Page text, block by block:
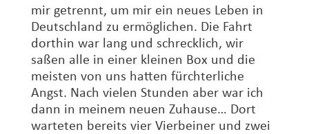
mir getrennt, um mir ein neues Leben in
Deutschland zu ermöglichen. Die Fahrt
dorthin war lang und schrecklich, wir
saßen alle in einer kleinen Box und die
meisten von uns hatten fürchterliche
Angst. Nach vielen Stunden aber war ich
dann in meinem neuen Zuhause… Dort
warteten bereits vier Vierbeiner und zwei